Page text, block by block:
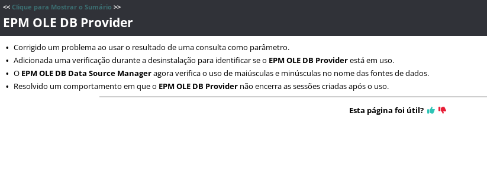
<< Clique para Mostrar o Sumário >>
EPM OLE DB Provider
• Corrigido um problema ao usar o resultado de uma consulta como parâmetro.
• Adicionada uma verificação durante a desinstalação para identificar se o EPM OLE DB Providerestá em uso.
• O EPM OLE DB Data Source Manageragora verifica o uso de maiúsculas e minúsculas no nome das fontes de dados.
• Resolvido um comportamento em que o EPM OLE DB Provider não encerra as sessões criadas após o uso.
Esta página foi útil?